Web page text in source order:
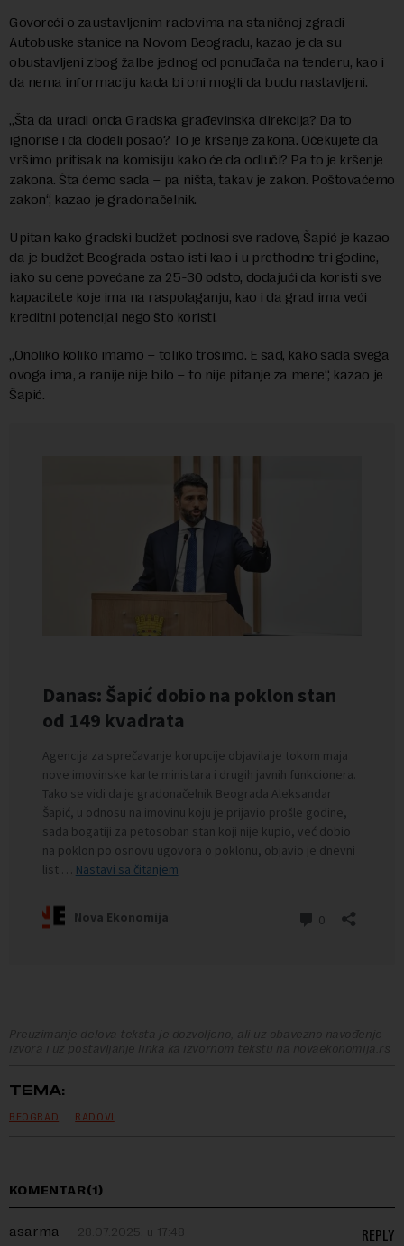
Govoreći o zaustavljenim radovima na staničnoj zgradi
Autobuske stanice na Novom Beogradu, kazao je da su
obustavljeni zbog žalbe jednog od ponuđača na tenderu, kao i
da nema informaciju kada bi oni mogli da budu nastavljeni.
„Šta da uradi onda Gradska građevinska direkcija? Da to
ignoriše i da dodeli posao? To je kršenje zakona. Očekujete da
vršimo pritisak na komisiju kako će da odluči? Pa to je kršenje
zakona. Šta ćemo sada – pa ništa, takav je zakon. Poštovaćemo
zakon“, kazao je gradonačelnik.
Upitan kako gradski budžet podnosi sve radove, Šapić je kazao
da je budžet Beograda ostao isti kao i u prethodne tri godine,
iako su cene povećane za 25-30 odsto, dodajući da koristi sve
kapacitete koje ima na raspolaganju, kao i da grad ima veći
kreditni potencijal nego što koristi.
„Onoliko koliko imamo – toliko trošimo. E sad, kako sada svega
ovoga ima, a ranije nije bilo – to nije pitanje za mene“, kazao je
Šapić.
Preuzimanje delova teksta je dozvoljeno, ali uz obavezno navođenje
izvora i uz postavljanje linka ka izvornom tekstu na novaekonomija.rs
TEMA:
BEOGRAD RADOVI
KOMENTAR(1)
asarma 28.07.2025. u 17:48 REPLY